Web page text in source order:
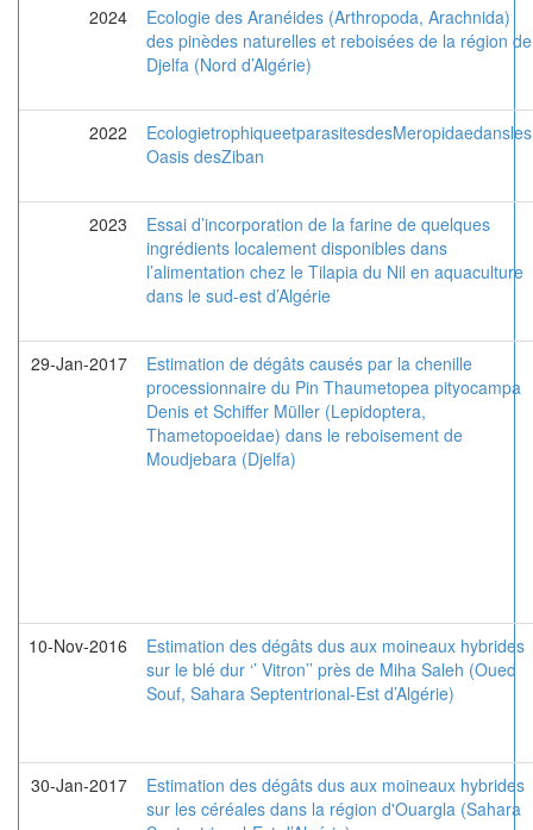
2024
Ecologie des Aranéides (Arthropoda, Arachnida)
des pinèdes naturelles et reboisées de la région de
Djelfa (Nord d’Algérie)
2022
EcologietrophiqueetparasitesdesMeropidaedansles
Oasis desZiban
2023
Essai d’incorporation de la farine de quelques
ingrédients localement disponibles dans
l’alimentation chez le Tilapia du Nil en aquaculture
dans le sud-est d’Algérie
29-Jan-2017
Estimation de dégâts causés par la chenille
processionnaire du Pin Thaumetopea pityocampa
Denis et Schiffer Müller (Lepidoptera,
Thametopoeidae) dans le reboisement de
Moudjebara (Djelfa)
10-Nov-2016
Estimation des dégâts dus aux moineaux hybrides
sur le blé dur ‘’ Vitron’’ près de Miha Saleh (Oued
Souf, Sahara Septentrional-Est d’Algérie)
30-Jan-2017
Estimation des dégâts dus aux moineaux hybrides
sur les céréales dans la région d'Ouargla (Sahara